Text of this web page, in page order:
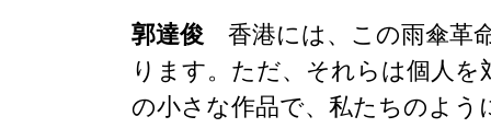
郭達俊 香港には、この雨傘革
ります。ただ、それらは個人
の小さな作品で、私たちのよ